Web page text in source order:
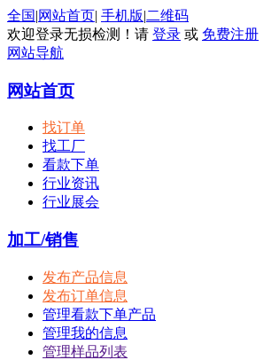
全国|网站首页| 手机版|二维码
欢迎登录无损检测！请 登录 或 免费注册
网站导航
网站首页
找订单
找工厂
看款下单
行业资讯
行业展会
加工/销售
发布产品信息
发布订单信息
管理看款下单产品
管理我的信息
管理样品列表